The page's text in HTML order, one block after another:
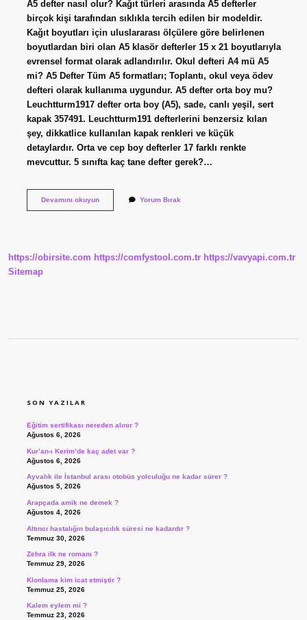
A5 defter nasıl olur? Kağıt türleri arasında A5 defterler
birçok kişi tarafından sıklıkla tercih edilen bir modeldir.
Kağıt boyutları için uluslararası ölçülere göre belirlenen
boyutlardan biri olan A5 klasör defterler 15 x 21 boyutlarıyla
evrensel format olarak adlandırılır. Okul defteri A4 mü A5
mi? A5 Defter Tüm A5 formatları; Toplantı, okul veya ödev
defteri olarak kullanıma uygundur. A5 defter orta boy mu?
Leuchtturm1917 defter orta boy (A5), sade, canlı yeşil, sert
kapak 357491. Leuchtturm191 defterlerini benzersiz kılan
şey, dikkatlice kullanılan kapak renkleri ve küçük
detaylardır. Orta ve cep boy defterler 17 farklı renkte
mevcuttur. 5 sınıfta kaç tane defter gerek?…
Devamını okuyunA5
Yorum Bırak
https://obirsite.com https://comfystool.com.tr https://vavyapi.com.tr
Sitemap
SON YAZILAR
Eğitim sertifikası nereden alınır ?
Ağustos 6, 2026
Kur’an-ı Kerim’de kaç adet var ?
Ağustos 6, 2026
Ayvalık ile İstanbul arası otobüs yolculuğu ne kadar sürer ?
Ağustos 5, 2026
Arapçada amik ne demek ?
Ağustos 4, 2026
Altıncı hastalığın bulaşıcılık süresi ne kadardır ?
Temmuz 30, 2026
Zehra ilk ne romanı ?
Temmuz 29, 2026
Klonlama kim icat etmiştir ?
Temmuz 25, 2026
Kalem eylem mi ?
Temmuz 23, 2026